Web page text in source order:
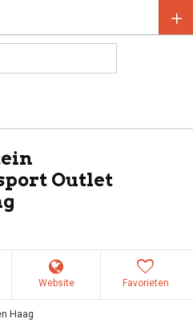
Outlet
Website Favorieten
Haag